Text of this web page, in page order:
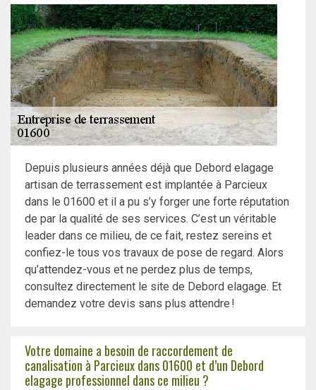
Depuis plusieurs années déjà que Debord elagage
artisan de terrassement est implantée à Parcieux
dans le 01600 et il a pu s’y forger une forte réputation
de par la qualité de ses services. C’est un véritable
leader dans ce milieu, de ce fait, restez sereins et
confiez-le tous vos travaux de pose de regard. Alors
qu’attendez-vous et ne perdez plus de temps,
consultez directement le site de Debord elagage. Et
demandez votre devis sans plus attendre !
Votre domaine a besoin de raccordement de
canalisation à Parcieux dans 01600 et d’un Debord
elagage professionnel dans ce milieu ?